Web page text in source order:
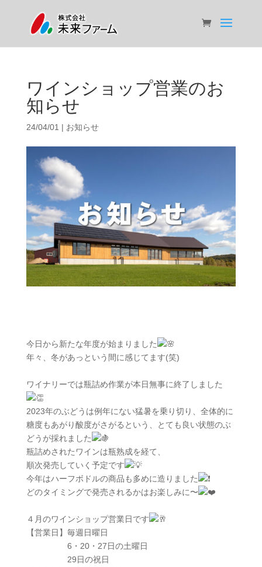
ワインショップ営業のお
知らせ
24/04/01 | お知らせ
今日から新たな年度が始まりました
年々、冬があっという間に感じてます(笑)
ワイナリーでは瓶詰め作業が本日無事に終了しました
2023年のぶどうは例年にない猛暑を乗り切り、全体的に
糖度もあがり酸度がさがるという、とても良い状態のぶ
どうが採れました
瓶詰めされたワインは瓶熟成を経て、
順次発売していく予定です
今年はハーフボドルの商品も多めに造りました
どのタイミングで発売されるかはお楽しみに〜
４月のワインショップ営業日です
【営業日】毎週日曜日
6・20・27日の土曜日
29日の祝日